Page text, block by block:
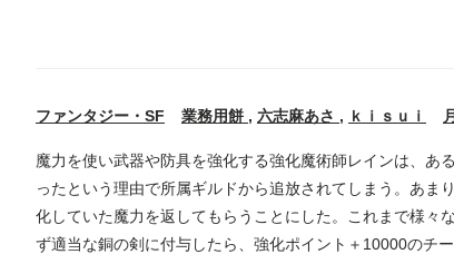
ファンタジー・SF 業務用餅 , 六志麻あさ , ｋｉｓｕｉ
魔力を使い武器や防具を強化する強化魔術師レインは、あ
ったという理由で所属ギルドから追放されてしまう。あま
化していた魔力を返してもらうことにした。これまで様々
ず適当な銅の剣に付与したら、強化ポイント＋10000のチ